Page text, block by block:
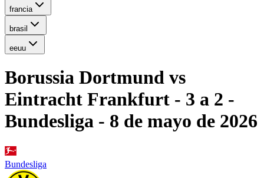
francia
brasil
eeuu
Borussia Dortmund vs
Eintracht Frankfurt - 3 a 2 -
Bundesliga - 8 de mayo de 2026
Bundesliga